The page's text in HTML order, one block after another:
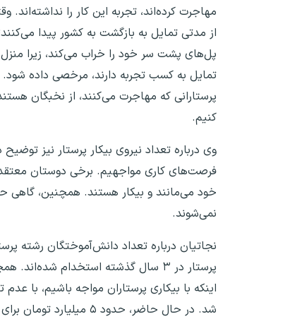
مهاجرت کرده‌اند، تجربه این کار را
از مدتی تمایل به بازگشت به کشور پیدا
پل‌های پشت سر خود را خراب می‌کند، زیرا
تمایل به کسب تجربه دارند، مرخصی داده شود.
پرستارانی که مهاجرت می‌کنند، از نخبگان
کنیم.
وی درباره تعداد نیروی بیکار پرستار نیز
فرصت‌های کاری مواجهیم. برخی دوستان
خود می‌مانند و بیکار هستند. همچنین، گاهی
نمی‌شوند.
پرستار در ۳ سال گذشته استخدام
اینکه با بیکاری پرستاران مواجه باشیم، با